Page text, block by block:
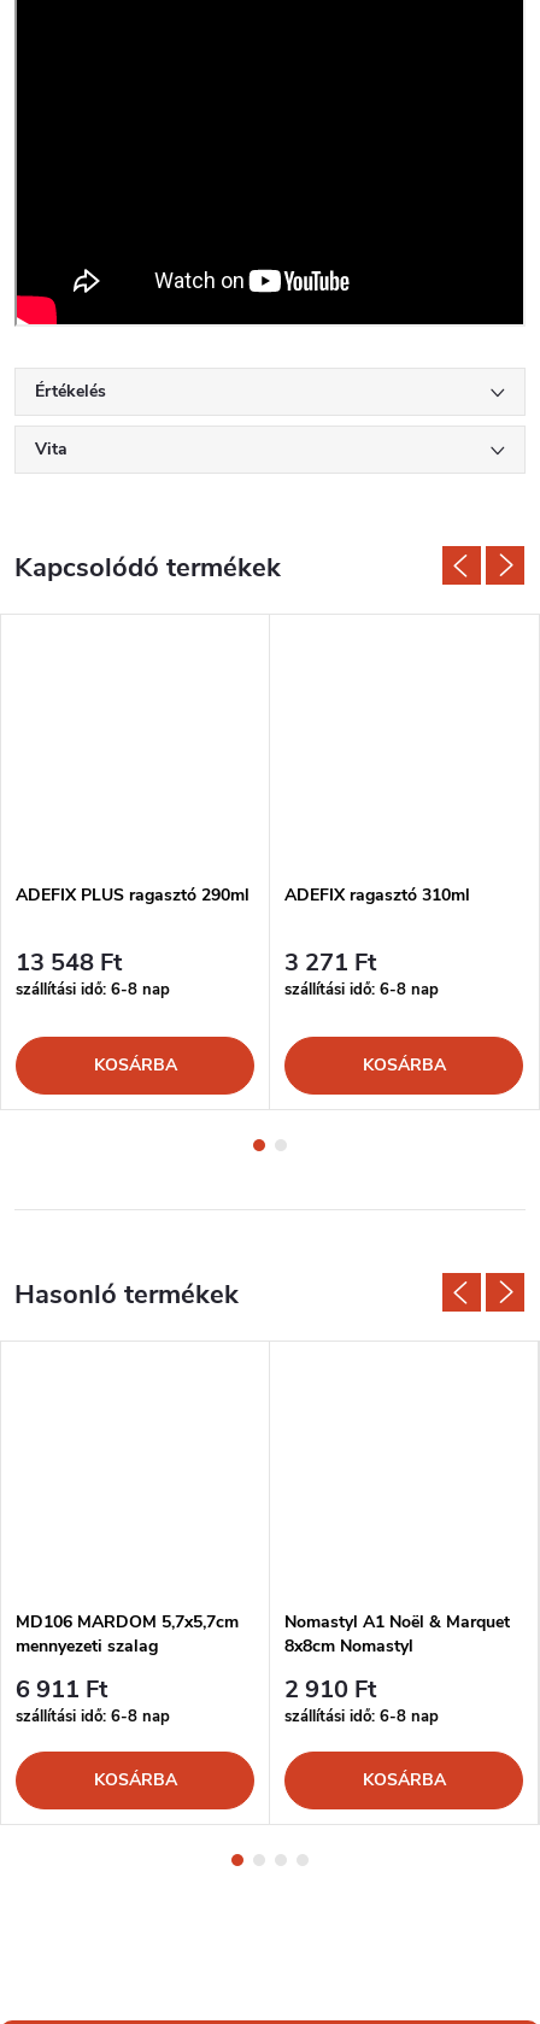
Értékelés
Vita
Kapcsolódó termékek
ADEFIX PLUS ragasztó 290ml
13 548 Ft
szállítási idő: 6-8 nap
KOSÁRBA
ADEFIX ragasztó 310ml
3 271 Ft
szállítási idő: 6-8 nap
KOSÁRBA
MD106 MARDOM 5,7x5,7cm
mennyezeti szalag
6 911 Ft
szállítási idő: 6-8 nap
KOSÁRBA
Nomastyl A1 Noël & Marquet
8x8cm Nomastyl
2 910 Ft
szállítási idő: 6-8 nap
KOSÁRBA